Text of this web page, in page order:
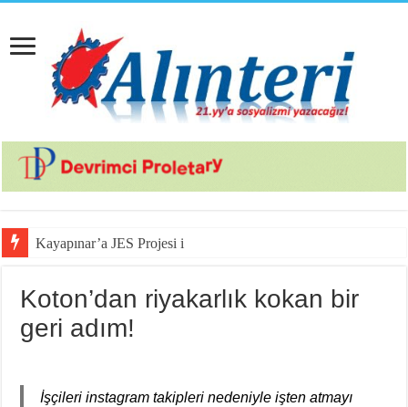
Kayapınar’a JES Projesi için Jandarma Eşli
Koton’dan riyakarlık kokan bir
geri adım!
İşçileri instagram takipleri nedeniyle işten atmayı